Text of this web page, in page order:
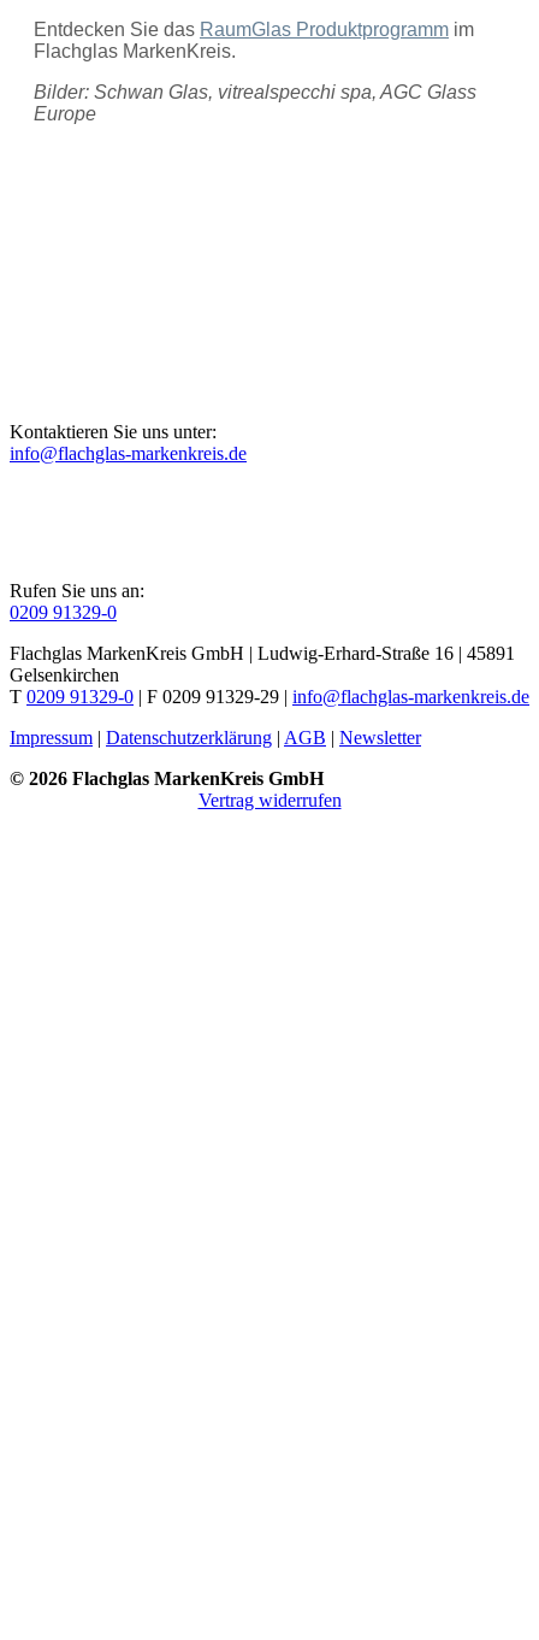
Entdecken Sie das RaumGlas Produktprogramm im
Flachglas MarkenKreis.
Bilder: Schwan Glas, vitrealspecchi spa, AGC Glass
Europe
Kontaktieren Sie uns unter:
info@flachglas-markenkreis.de
Rufen Sie uns an:
0209 91329-0
Flachglas MarkenKreis GmbH | Ludwig-Erhard-Straße 16 | 45891
Gelsenkirchen
T 0209 91329-0 | F 0209 91329-29 | info@flachglas-markenkreis.de
Impressum | Datenschutzerklärung | AGB | Newsletter
© 2026 Flachglas MarkenKreis GmbH
Vertrag widerrufen